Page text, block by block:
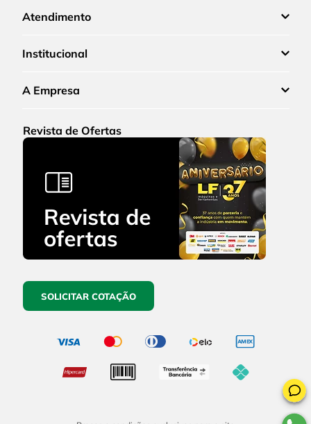
Atendimento
Institucional
A Empresa
Revista de Ofertas
SOLICITAR COTAÇÃO